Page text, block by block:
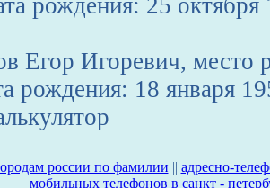
рождения: 25
Егор Игоревич, место
рождения: 18 января
россии по фамилии || адресно-
мобильных телефонов в санкт -